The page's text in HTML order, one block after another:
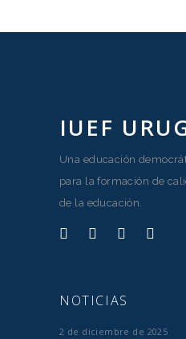
IUEF
Una educación
para la formación de
de la educación.
NOTICIAS
2 de diciembre de 2025